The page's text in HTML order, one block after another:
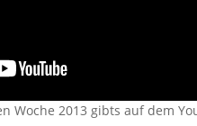
Woche 2013 gibts auf dem